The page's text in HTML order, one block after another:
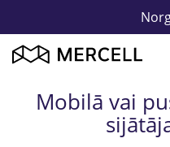
Mobilā vai